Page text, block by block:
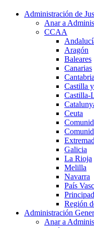
Administración de
Anar a
CCAA
Aragón
Baleares
Canarias
Cantabria
Castilla
Castilla-
Ceuta
Galicia
La Rioja
Melilla
Navarra
País
Región
Administración
Anar a